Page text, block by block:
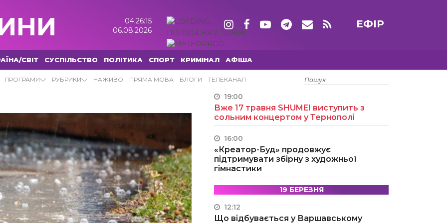
04:26:16
06.08.2026
ПОГОДА НА 2 ТИЖНІ
ЕФІР
СВІТ СУСПІЛЬСТВО ПОЛІТИКА СПОРТ КРИМІНАЛ АФІША
ПРОГРАМИ РУБРИКИ НАЖИВО ПРЯМА МОВА БЛОГИ ТЕЛЕКАНАЛ
15 ТРАВНЯ
19:00
Вже 17 травня SHUMEI виступить з
сольним концертом у Тернополі
16:00
«Креатор-Буд» продовжує
підтримувати збірну з художньої
гімнастики
19 БЕРЕЗНЯ
12:12
Що відбувається у Варшавському